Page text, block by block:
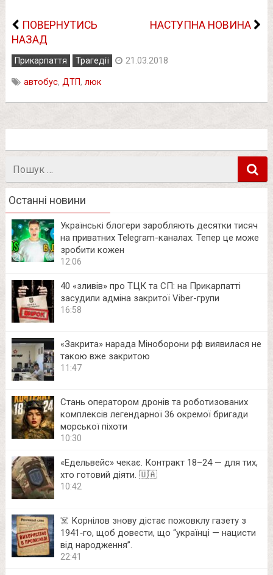
ПОВЕРНУТИСЬ
НАЗАД
НАСТУПНА НОВИНА
Прикарпаття Трагедії 21.03.2018
автобус, ДТП, люк
Останні новини
Українські блогери заробляють десятки тисяч
на приватних Telegram-каналах. Тепер це може
зробити кожен
12:06
40 «зливів» про ТЦК та СП: на Прикарпатті
засудили адміна закритої Viber-групи
16:58
«Закрита» нарада Міноборони рф виявилася не
такою вже закритою
11:47
Стань оператором дронів та роботизованих
комплексів легендарної 36 окремої бригади
морської піхоти
10:30
«Едельвейс» чекає. Контракт 18–24 — для тих,
хто готовий діяти. 🇺🇦
10:42
☠️ Корнілов знову дістає пожовклу газету з
1941‑го, щоб довести, що “українці — нацисти
від народження”.
22:41